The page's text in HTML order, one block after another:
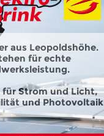
aus Leopoldshöhe.
für echte
für Strom und Licht,
und Photovoltaik